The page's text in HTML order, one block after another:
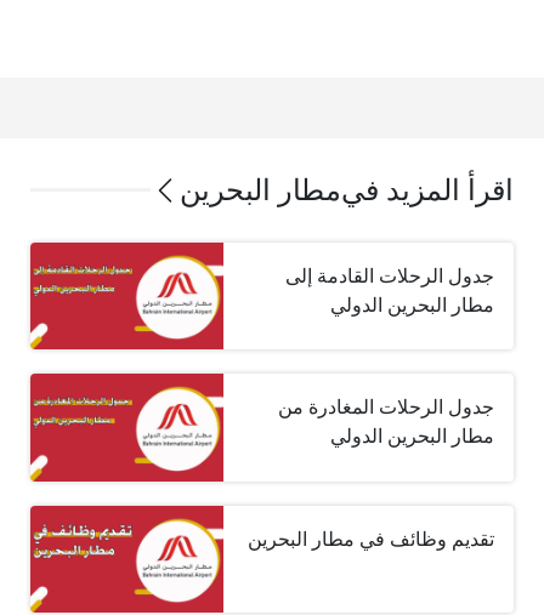
اقرأ المزيد فيمطار البحرين
جدول الرحلات القادمة إلى
مطار البحرين الدولي
جدول الرحلات المغادرة من
مطار البحرين الدولي
تقديم وظائف في مطار البحرين